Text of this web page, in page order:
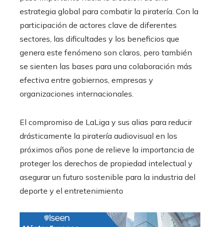
estrategia global para combatir la piratería. Con la
participación de actores clave de diferentes
sectores, las dificultades y los beneficios que
genera este fenómeno son claros, pero también
se sienten las bases para una colaboración más
efectiva entre gobiernos, empresas y
organizaciones internacionales.
El compromiso de LaLiga y sus alias para reducir
drásticamente la piratería audiovisual en los
próximos años pone de relieve la importancia de
proteger los derechos de propiedad intelectual y
asegurar un futuro sostenible para la industria del
deporte y el entretenimiento